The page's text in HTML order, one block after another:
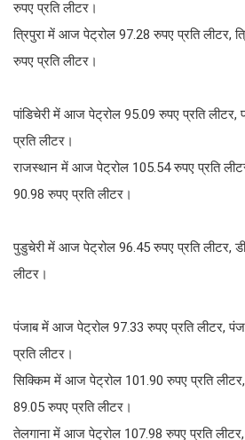
रुपए प्रति लीटर।
त्रिपुरा में आज पेट्रोल 97.28 रुपए प्रति लीटर,
रुपए प्रति लीटर।
पांडिचेरी में आज पेट्रोल 95.09 रुपए प्रति लीटर,
प्रति लीटर।
राजस्थान में आज पेट्रोल 105.54 रुपए प्रति
90.98 रुपए प्रति लीटर।
पुडुचेरी में आज पेट्रोल 96.45 रुपए प्रति लीटर,
लीटर।
पंजाब में आज पेट्रोल 97.33 रुपए प्रति लीटर,
प्रति लीटर।
सिक्किम में आज पेट्रोल 101.90 रुपए प्रति
89.05 रुपए प्रति लीटर।
तेलगाना में आज पेट्रोल 107.98 रुपए प्रति